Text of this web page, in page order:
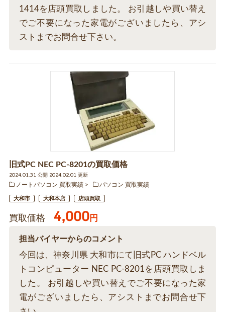
1414を店頭買取しました。 お引越しや買い替え
でご不要になった家電がございましたら、アシ
ストまでお問合せ下さい。
旧式PC NEC PC-8201の買取価格
2024.01.31 公開 2024.02.01 更新
ノートパソコン 買取実績
パソコン 買取実績
大和市 大和本店 店頭買取
買取価格 4,000円
担当バイヤーからのコメント
今回は、神奈川県 大和市にて旧式PC ハンドベル
トコンピューター NEC PC-8201を店頭買取しま
した。 お引越しや買い替えでご不要になった家
電がございましたら、アシストまでお問合せ下